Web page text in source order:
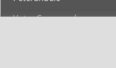
Votre Commande